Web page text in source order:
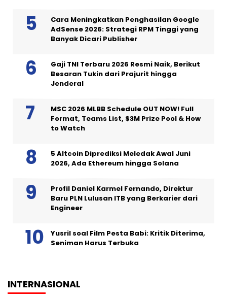
Cara Meningkatkan Penghasilan Google
AdSense 2026: Strategi RPM Tinggi yang
Banyak Dicari Publisher
Gaji TNI Terbaru 2026 Resmi Naik, Berikut
Besaran Tukin dari Prajurit hingga
Jenderal
MSC 2026 MLBB Schedule OUT NOW! Full
Format, Teams List, $3M Prize Pool & How
to Watch
5 Altcoin Diprediksi Meledak Awal Juni
2026, Ada Ethereum hingga Solana
Profil Daniel Karmel Fernando, Direktur
Baru PLN Lulusan ITB yang Berkarier dari
Engineer
Yusril soal Film Pesta Babi: Kritik Diterima,
Seniman Harus Terbuka
INTERNASIONAL